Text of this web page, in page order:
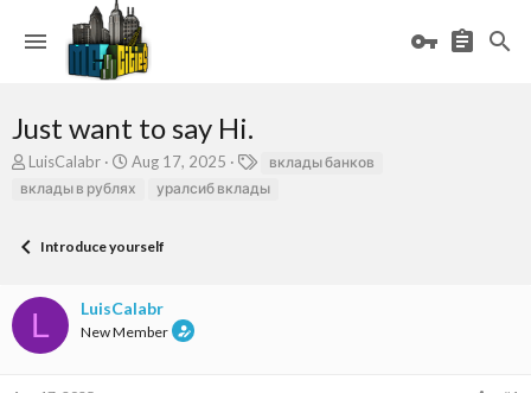
Just want to say Hi.
T
h
a
r
LuisCalabr
S
t
t
t
e
Aug 17, 2025
a
вклады банков
вклады в рублях
уралсиб вклады
Introduce yourself
L LuisCalabr
New Member